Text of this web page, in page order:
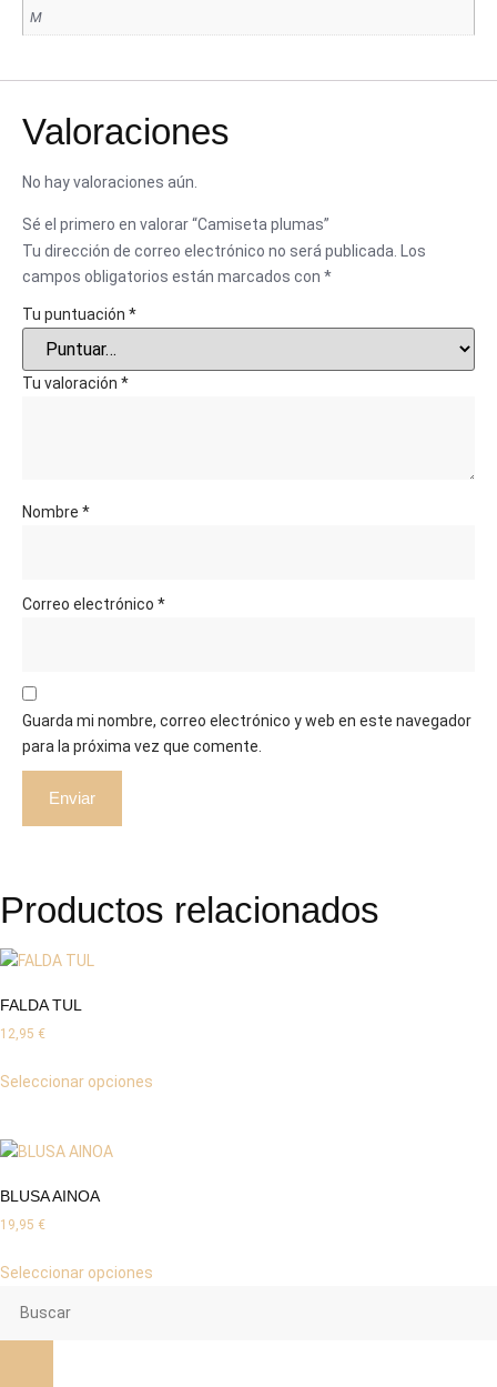
M
Valoraciones
No hay valoraciones aún.
Sé el primero en valorar “Camiseta plumas”
Tu dirección de correo electrónico no será publicada.
Los
campos obligatorios están marcados con *
Tu puntuación *
Tu valoración *
Nombre *
Correo electrónico *
Guarda mi nombre, correo electrónico y web en este navegador
para la próxima vez que comente.
Productos relacionados
FALDA TUL
12,95 €
Seleccionar opciones
BLUSA AINOA
19,95 €
Seleccionar opciones